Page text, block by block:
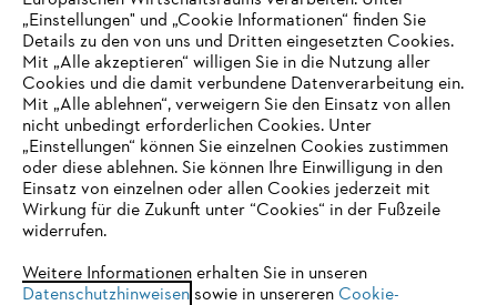
Unternehmen
Online Shop
Service
IHR BROWSER WIRD NICHT
UNTERSTÜTZT
eine optimale Nutzung unserer Seite empfehlen wir Ihnen, zu
einem der folgenden Browser zu wechseln:
„Einstellungen" und „Cookie Informationen“ finden Sie
Details zu den von uns und Dritten eingesetzten Cookies.
Mit „Alle akzeptieren“ willigen Sie in die Nutzung aller
Cookies und die damit verbundene Datenverarbeitung ein.
Mit „Alle ablehnen“, verweigern Sie den Einsatz von allen
nicht unbedingt erforderlichen Cookies. Unter
„Einstellungen“ können Sie einzelnen Cookies zustimmen
oder diese ablehnen. Sie können Ihre Einwilligung in den
Einsatz von einzelnen oder allen Cookies jederzeit mit
Wirkung für die Zukunft unter “Cookies“ in der Fußzeile
widerrufen.
Weitere Informationen erhalten Sie in unseren
Datenschutzhinweisensowie in unsereren Cookie-